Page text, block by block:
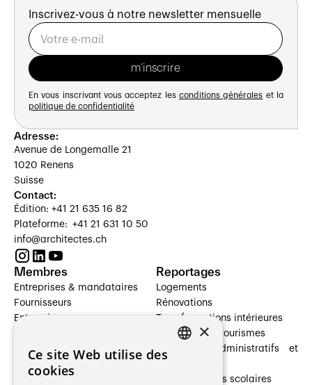
Inscrivez-vous à notre newsletter mensuelle
En vous inscrivant vous acceptez les conditions générales et la
politique de confidentialité
Adresse:
Avenue de Longemalle 21
1020 Renens
Suisse
Contact:
Édition: +41 21 635 16 82
Plateforme: +41 21 631 10 50
info@architectes.ch
Membres
Entreprises & mandataires
Fournisseurs
Entreprises
Architectes paysagistes
Architectes d'intérieur
Reportages
Logements
Rénovations
Transformations intérieures
Hôtelleries et tourismes
Bâtiments administratifs et
Établissements scolaires
×
Ce site Web utilise des
cookies